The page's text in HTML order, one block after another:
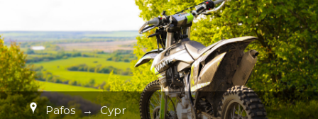
Pafos → Cypr